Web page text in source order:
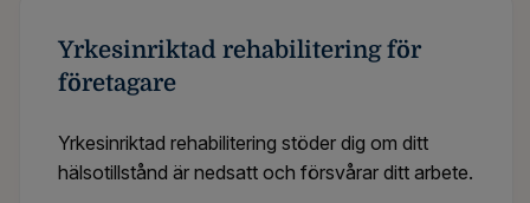
Yrkesinriktad rehabilitering för
företagare
Yrkesinriktad rehabilitering stöder dig om ditt
hälsotillstånd är nedsatt och försvårar ditt arbete.